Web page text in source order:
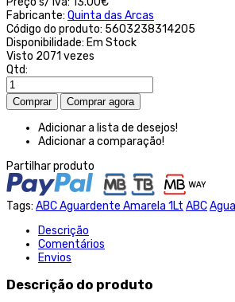
Fabricante: Quinta das Arcas
Código do produto: 5603238314205
Disponibilidade: Em Stock
Visto 2071 vezes
Qtd:
Adicionar a lista de desejos!
Adicionar a comparação!
Partilhar produto
Tags: ABC Aguardente Amarela 1Lt ABC
Descrição
Comentários
Envios
Descrição do produto